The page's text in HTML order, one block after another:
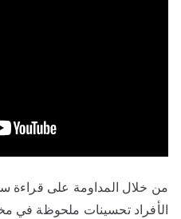
من خلال المداومة على قراءة
الأفراد تحسينات ملحوظة في